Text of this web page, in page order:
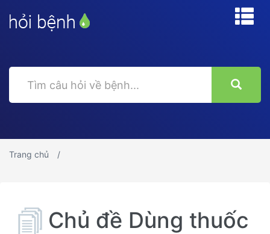
Trang chủ
Chủ đề Dùng thuốc